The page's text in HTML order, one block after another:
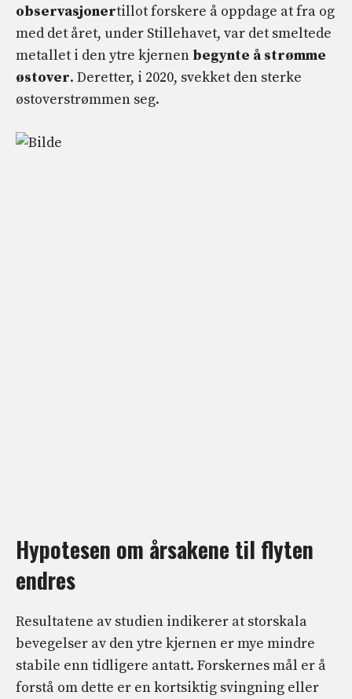
observasjonertillot forskere å oppdage at fra og
med det året, under Stillehavet, var det smeltede
metallet i den ytre kjernen begynte å strømme
østover. Deretter, i 2020, svekket den sterke
østoverstrømmen seg.
Hypotesen om årsakene til flyten
endres
Resultatene av studien indikerer at storskala
bevegelser av den ytre kjernen er mye mindre
stabile enn tidligere antatt. Forskernes mål er å
forstå om dette er en kortsiktig svingning eller